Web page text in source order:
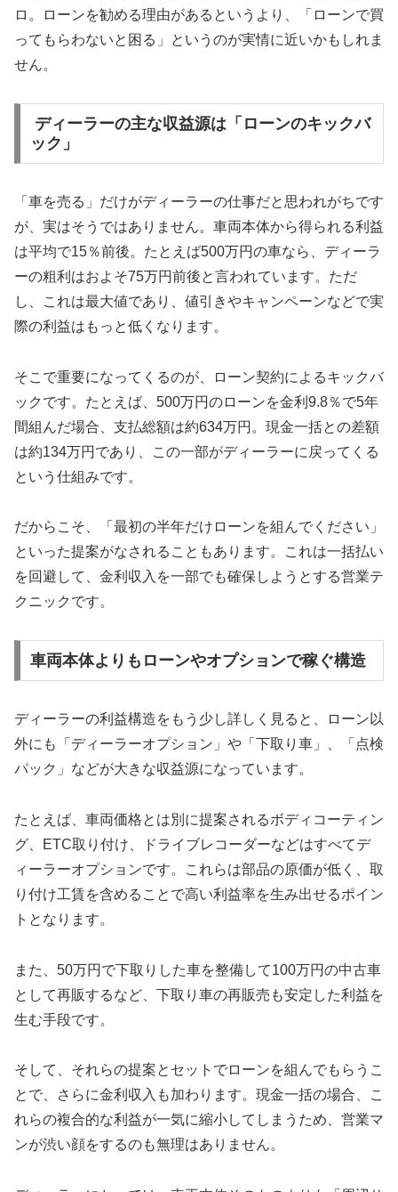
ロ。ローンを勧める理由があるというより、「ローンで買
ってもらわないと困る」というのが実情に近いかもしれま
せん。
ディーラーの主な収益源は「ローンのキックバ
ック」
「車を売る」だけがディーラーの仕事だと思われがちです
が、実はそうではありません。車両本体から得られる利益
は平均で15％前後。たとえば500万円の車なら、ディーラ
ーの粗利はおよそ75万円前後と言われています。ただ
し、これは最大値であり、値引きやキャンペーンなどで実
際の利益はもっと低くなります。
そこで重要になってくるのが、ローン契約によるキックバ
ックです。たとえば、500万円のローンを金利9.8％で5年
間組んだ場合、支払総額は約634万円。現金一括との差額
は約134万円であり、この一部がディーラーに戻ってくる
という仕組みです。
だからこそ、「最初の半年だけローンを組んでください」
といった提案がなされることもあります。これは一括払い
を回避して、金利収入を一部でも確保しようとする営業テ
クニックです。
車両本体よりもローンやオプションで稼ぐ構造
ディーラーの利益構造をもう少し詳しく見ると、ローン以
外にも「ディーラーオプション」や「下取り車」、「点検
パック」などが大きな収益源になっています。
たとえば、車両価格とは別に提案されるボディコーティン
グ、ETC取り付け、ドライブレコーダーなどはすべてデ
ィーラーオプションです。これらは部品の原価が低く、取
り付け工賃を含めることで高い利益率を生み出せるポイン
トとなります。
また、50万円で下取りした車を整備して100万円の中古車
として再販するなど、下取り車の再販売も安定した利益を
生む手段です。
そして、それらの提案とセットでローンを組んでもらうこ
とで、さらに金利収入も加わります。現金一括の場合、こ
れらの複合的な利益が一気に縮小してしまうため、営業マ
ンが渋い顔をするのも無理はありません。